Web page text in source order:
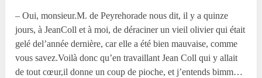
– Oui, monsieur.M. de Peyrehorade nous dit, il y a quinze
jours, à JeanColl et à moi, de déraciner un vieil olivier qui était
gelé del’année dernière, car elle a été bien mauvaise, comme
vous savez.Voilà donc qu’en travaillant Jean Coll qui y allait
de tout cœur,il donne un coup de pioche, et j’entends bimm…